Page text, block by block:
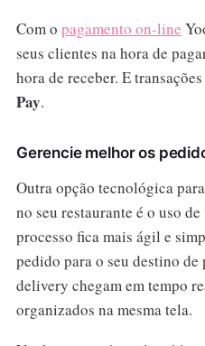
Com o pagamento on-line
seus clientes na hora de
hora de receber. E
Pay.
Gerencie melhor os
Outra opção tecnológica
no seu restaurante é o uso de
processo fica mais ágil e
pedido para o seu destino de
delivery chegam em tempo
organizados na mesma tela.